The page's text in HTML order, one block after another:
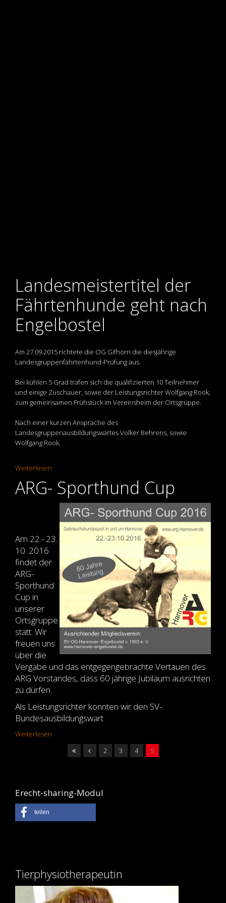
Landesmeistertitel der
Fährtenhunde geht nach
Engelbostel
Am 27.09.2015 richtete die OG Gifhorn die diesjährige
Landesgruppenfährtenhund-Prüfung aus.
Bei kühlen 5 Grad trafen sich die qualifizierten 10 Teilnehmer
und einige Zuschauer, sowie der Leistungsrichter Wolfgang Rook,
zum gemeinsamen Frühstück im Vereinsheim der Ortsgruppe.
Nach einer kurzen Ansprache des
Landesgruppenausbildungswartes Volker Behrens, sowie
Wolfgang Rook,
Weiterlesen
ARG- Sporthund Cup
Am 22.- 23.
10. 2016
findet der
ARG-
Sporthund
Cup in
unserer
Ortsgruppe
statt. Wir
freuen uns
über die
Vergabe und das entgegengebrachte Vertauen des
ARG Vorstandes, dass 60 jährige Jubiläum ausrichten
zu dürfen.
Als Leistungsrichter konnten wir den SV-
Bundesausbildungswart
Weiterlesen
2
3 4 5
Erecht-sharing-Modul
teilen
Tierphysiotherapeutin